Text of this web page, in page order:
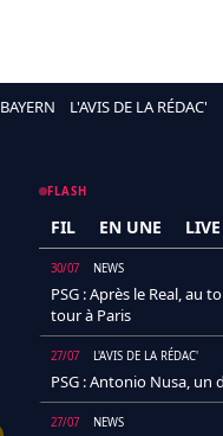
BAYERN L'AVIS DE LA RÉDAC'
FLASH
FIL EN UNE LIVE
30/07 NEWS
PSG : Après le Real, au
tour à Paris
27/07 L'AVIS DE LA RÉDAC'
PSG : Antonio Nusa, un
27/07 NEWS